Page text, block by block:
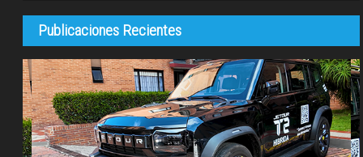
Publicaciones Recientes